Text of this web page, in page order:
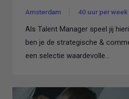
Amsterdam 40 uur per week
Als Talent Manager speel jij
ben je de strategische &
een selectie waardevolle...